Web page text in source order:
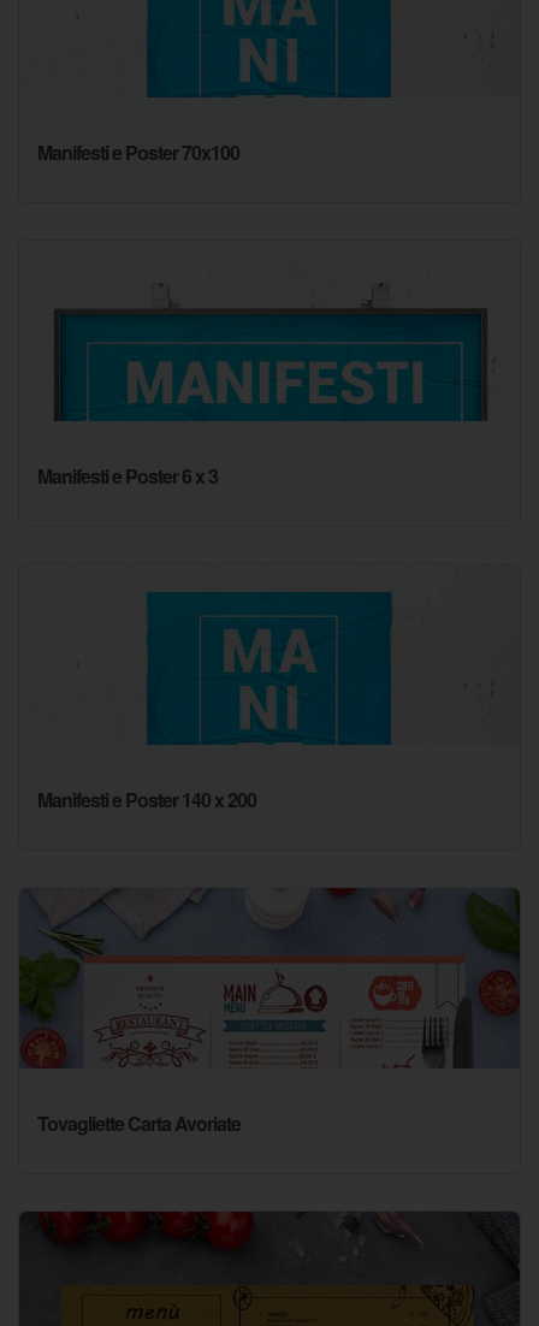
Manifesti e Poster 70x100
Manifesti e Poster 6 x 3
Manifesti e Poster 140 x 200
Tovagliette Carta Avoriate